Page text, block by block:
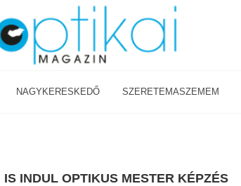
NAGYKERESKEDŐ SZERETEMASZEMEM
IS INDUL OPTIKUS MESTER KÉPZÉS